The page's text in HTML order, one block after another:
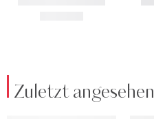
Zuletzt angesehen